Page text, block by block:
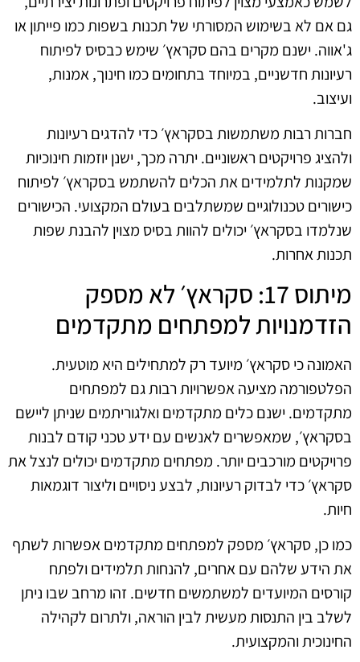
גם אם לא בשימוש המסורתי של תכנות בשפות כמו פייתון או
ג'אווה. ישנם מקרים בהם סקראץ׳ שימש כבסיס לפיתוח
רעיונות חדשניים, במיוחד בתחומים כמו חינוך, אמנות,
ועיצוב.
חברות רבות משתמשות בסקראץ׳ כדי להדגים רעיונות
ולהציג פרויקטים ראשוניים. יתרה מכך, ישנן יוזמות חינוכיות
שמקנות לתלמידים את הכלים להשתמש בסקראץ׳ לפיתוח
כישורים טכנולוגיים שמשתלבים בעולם המקצועי. הכישורים
שנלמדו בסקראץ׳ יכולים להוות בסיס מצוין להבנת שפות
תכנות אחרות.
מיתוס 17: סקראץ׳ לא מספק
הזדמנויות למפתחים מתקדמים
האמונה כי סקראץ׳ מיועד רק למתחילים היא מוטעית.
הפלטפורמה מציעה אפשרויות רבות גם למפתחים
מתקדמים. ישנם כלים מתקדמים ואלגוריתמים שניתן ליישם
בסקראץ׳, שמאפשרים לאנשים עם ידע טכני קודם לבנות
פרויקטים מורכבים יותר. מפתחים מתקדמים יכולים לנצל את
סקראץ׳ כדי לבדוק רעיונות, לבצע ניסויים וליצור דוגמאות
חיות.
כמו כן, סקראץ׳ מספק למפתחים מתקדמים אפשרות לשתף
את הידע שלהם עם אחרים, להנחות תלמידים ולפתח
קורסים המיועדים למשתמשים חדשים. זהו מרחב שבו ניתן
לשלב בין התנסות מעשית לבין הוראה, ולתרום לקהילה
החינוכית והמקצועית.